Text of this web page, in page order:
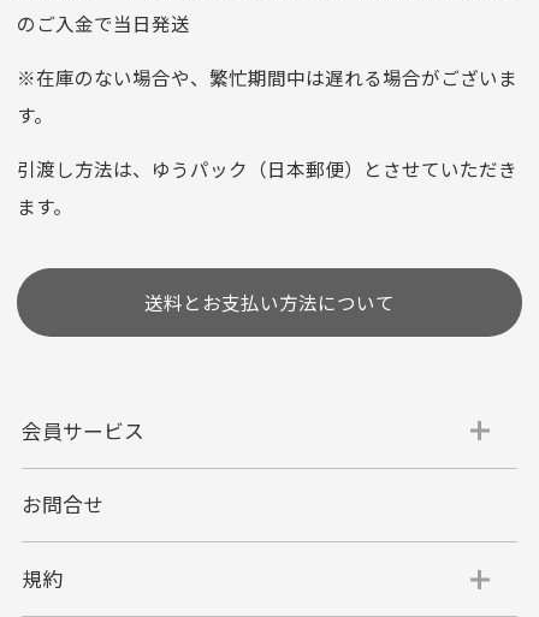
クレジットカード
選びいただけない場合がございます。
代金引換
代引手数料一律400円
のご入金で当日発送
※在庫のない場合や、繁忙期間中は遅れる場合がございま
す。
引渡し方法は、ゆうパック（日本郵便）とさせていただき
ます。
送料とお支払い方法について
会員サービス
お問合せ
規約